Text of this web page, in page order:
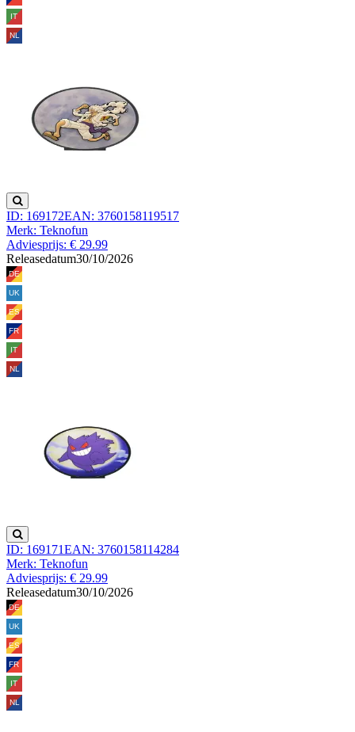
ID: 169172EAN: 3760158119517
Merk: Teknofun
Adviesprijs: € 29.99
Releasedatum30/10/2026
ID: 169171EAN: 3760158114284
Merk: Teknofun
Adviesprijs: € 29.99
Releasedatum30/10/2026